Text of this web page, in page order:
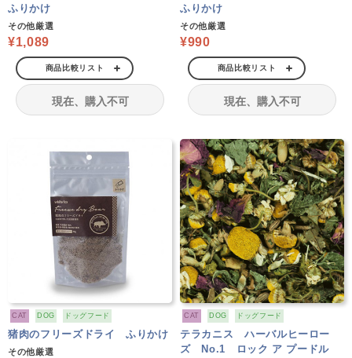
ふりかけ
その他厳選
¥1,089
商品比較リスト
現在、購入不可
ふりかけ
その他厳選
¥990
商品比較リスト
現在、購入不可
CAT DOG ドッグフード
猪肉のフリーズドライ ふりかけ
その他厳選
CAT DOG ドッグフード
テラカニス ハーバルヒーロー
ズ No.1 ロック ア プードル